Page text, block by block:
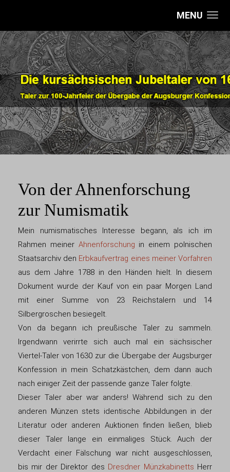
MENU
Von der Ahnenforschung
zur Numismatik
Mein numismatisches Interesse begann, als ich im
Rahmen meiner Ahnenforschung in einem polnischen
Staatsarchiv den Erbkaufvertrag eines meiner Vorfahren
aus dem Jahre 1788 in den Händen hielt. In diesem
Dokument wurde der Kauf von ein paar Morgen Land
mit einer Summe von 23 Reichstalern und 14
Silbergroschen besiegelt.
Von da begann ich preußische Taler zu sammeln.
Irgendwann verirrte sich auch mal ein sächsischer
Viertel-Taler von 1630 zur die Übergabe der Augsburger
Konfession in mein Schatzkästchen, dem dann auch
nach einiger Zeit der passende ganze Taler folgte.
Dieser Taler aber war anders! Während sich zu den
anderen Münzen stets identische Abbildungen in der
Literatur oder anderen Auktionen finden ließen, blieb
dieser Taler lange ein einmaliges Stück. Auch der
Verdacht einer Fälschung war nicht ausgeschlossen,
bis mir der Direktor des Dresdner Münzkabinetts Herr